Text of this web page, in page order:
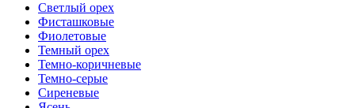
Светлый орех
Фисташковые
Фиолетовые
Темный орех
Темно-коричневые
Темно-серые
Сиреневые